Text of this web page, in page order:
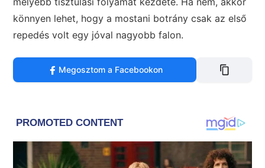
könnyen lehet, hogy a mostani botrány csak az első
repedés volt egy jóval nagyobb falon.
Megosztom a Facebookon